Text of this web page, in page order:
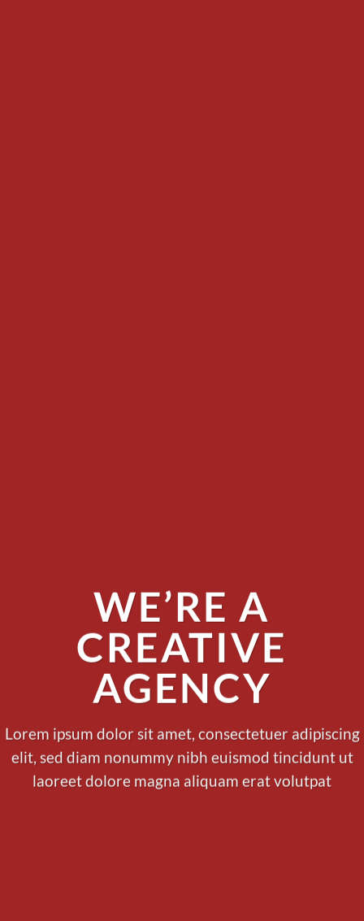
WE’RE A
CREATIVE
AGENCY
Lorem ipsum dolor sit amet, consectetuer adipiscing
elit, sed diam nonummy nibh euismod tincidunt ut
laoreet dolore magna aliquam erat volutpat